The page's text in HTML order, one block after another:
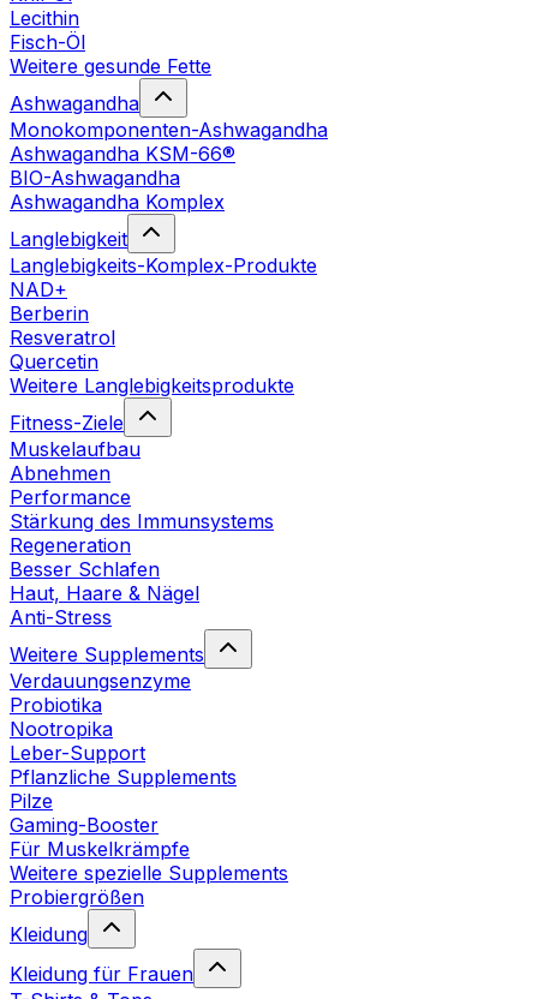
Lecithin
Fisch-Öl
Weitere gesunde Fette
Ashwagandha
Monokomponenten-Ashwagandha
Ashwagandha KSM-66®
BIO-Ashwagandha
Ashwagandha Komplex
Langlebigkeit
Langlebigkeits-Komplex-Produkte
NAD+
Berberin
Resveratrol
Quercetin
Weitere Langlebigkeitsprodukte
Fitness-Ziele
Muskelaufbau
Abnehmen
Performance
Stärkung des Immunsystems
Regeneration
Besser Schlafen
Haut, Haare & Nägel
Anti-Stress
Weitere Supplements
Verdauungsenzyme
Probiotika
Nootropika
Leber-Support
Pflanzliche Supplements
Pilze
Gaming-Booster
Für Muskelkrämpfe
Weitere spezielle Supplements
Probiergrößen
Kleidung
Kleidung für Frauen